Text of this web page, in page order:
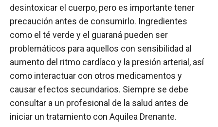
desintoxicar el cuerpo, pero es importante tener
precaución antes de consumirlo. Ingredientes
como el té verde y el guaraná pueden ser
problemáticos para aquellos con sensibilidad al
aumento del ritmo cardíaco y la presión arterial, así
como interactuar con otros medicamentos y
causar efectos secundarios. Siempre se debe
consultar a un profesional de la salud antes de
iniciar un tratamiento con Aquilea Drenante.